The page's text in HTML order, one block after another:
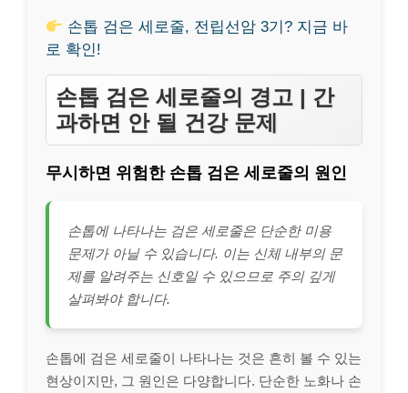
손톱 검은 세로줄, 전립선암 3기? 지금 바
로 확인!
손톱 검은 세로줄의 경고 | 간
과하면 안 될 건강 문제
무시하면 위험한 손톱 검은 세로줄의 원인
손톱에 나타나는 검은 세로줄은 단순한 미용
문제가 아닐 수 있습니다. 이는 신체 내부의 문
제를 알려주는 신호일 수 있으므로 주의 깊게
살펴봐야 합니다.
손톱에 검은 세로줄이 나타나는 것은 흔히 볼 수 있는
현상이지만, 그 원인은 다양합니다. 단순한 노화나 손